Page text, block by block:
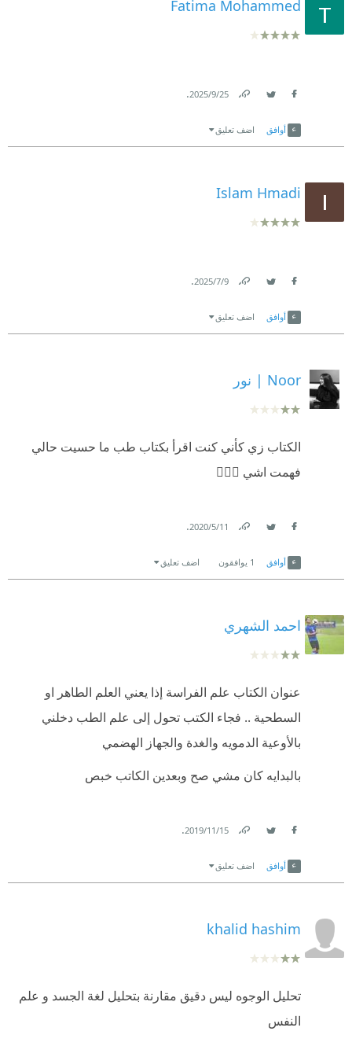
Fatima Mohammed
25‏/9‏/2025
.
أوافق اضف تعليق
Islam Hmadi
9‏/7‏/2025
.
أوافق اضف تعليق
Noor | نور
الكتاب زي كأني كنت اقرأ بكتاب طب ما حسيت حالي
فهمت اشي 🤷🏻‍♀️
11‏/5‏/2020
.
أوافق 1 يوافقون اضف تعليق
احمد الشهري
عنوان الكتاب علم الفراسة إذا يعني العلم الطاهر او
السطحية .. فجاء الكتب تحول إلى علم الطب دخلني
بالأوعية الدمويه والغدة والجهاز الهضمي
بالبدايه كان مشي صح وبعدين الكاتب خبص
15‏/11‏/2019
.
أوافق اضف تعليق
khalid hashim
تحليل الوجوه ليس دقيق مقارنة بتحليل لغة الجسد و علم
النفس